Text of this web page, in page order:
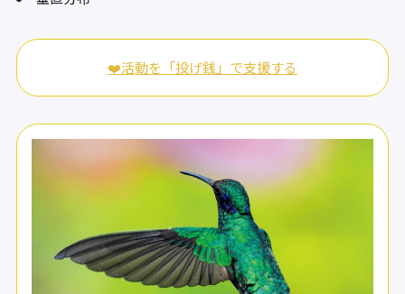
❤️活動を「投げ銭」で支援する